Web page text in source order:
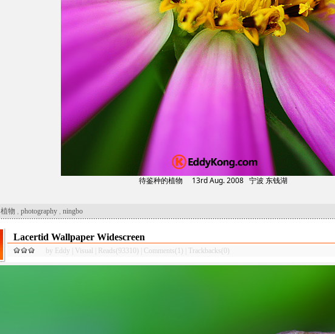
待鉴种的植物 13rd Aug. 2008 宁波 东钱湖
植物 , photography , ningbo
Lacertid Wallpaper Widescreen
by Eddy Visual Reads(93310) Comments(1) Trackbacks(0)